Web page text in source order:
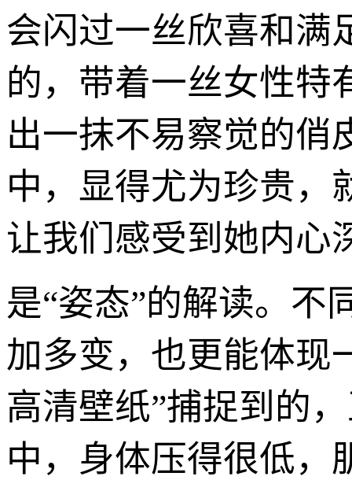
会闪过一丝欣喜和满
的，带着一丝女性特
出一抹不易察觉的俏
中，显得尤为珍贵，
让我们感受到她内心
是“姿态”的解读。不
加多变，也更能体现
高清壁纸”捕捉到的
中，身体压得很低，